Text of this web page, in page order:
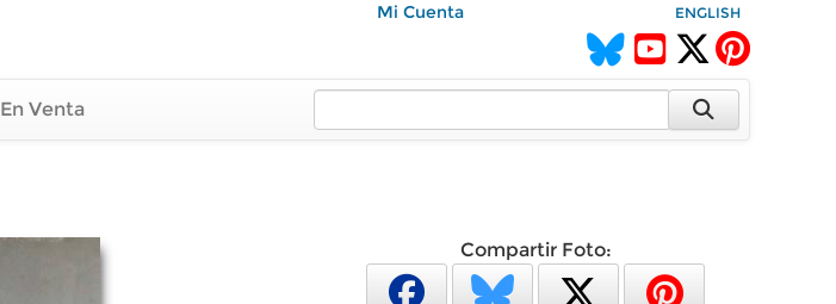
Mi Cuenta ENGLISH
En Venta
Compartir Foto: